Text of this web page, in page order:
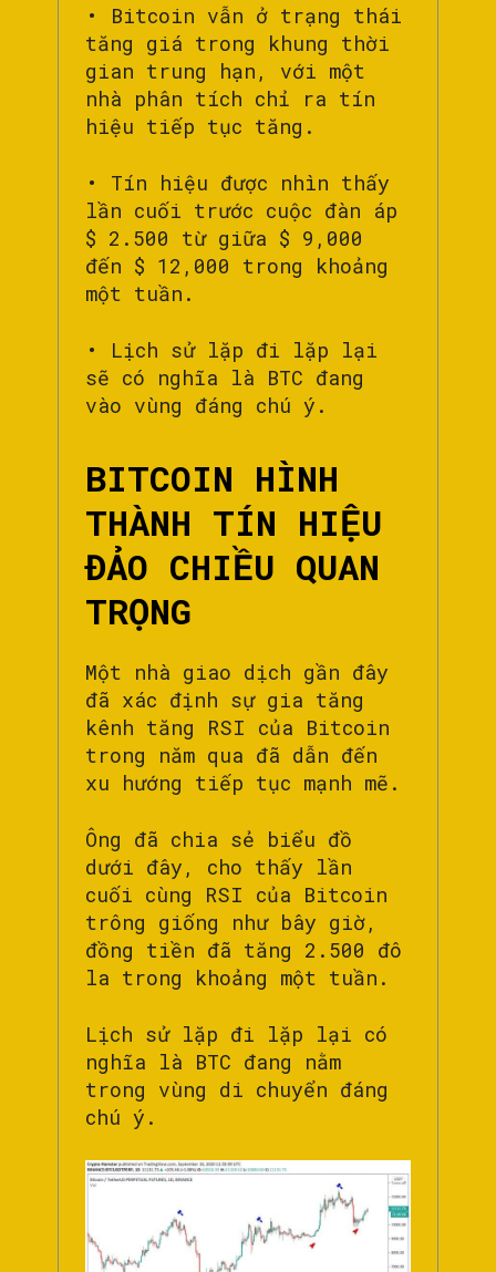
• Bitcoin vẫn ở trạng thái
tăng giá trong khung thời
gian trung hạn, với một
nhà phân tích chỉ ra tín
hiệu tiếp tục tăng.
• Tín hiệu được nhìn thấy
lần cuối trước cuộc đàn áp
$ 2.500 từ giữa $ 9,000
đến $ 12,000 trong khoảng
một tuần.
• Lịch sử lặp đi lặp lại
sẽ có nghĩa là BTC đang
vào vùng đáng chú ý.
BITCOIN HÌNH
THÀNH TÍN HIỆU
ĐẢO CHIỀU QUAN
TRỌNG
Một nhà giao dịch gần đây
đã xác định sự gia tăng
kênh tăng RSI của Bitcoin
trong năm qua đã dẫn đến
xu hướng tiếp tục mạnh mẽ.
Ông đã chia sẻ biểu đồ
dưới đây, cho thấy lần
cuối cùng RSI của Bitcoin
trông giống như bây giờ,
đồng tiền đã tăng 2.500 đô
la trong khoảng một tuần.
Lịch sử lặp đi lặp lại có
nghĩa là BTC đang nằm
trong vùng di chuyển đáng
chú ý.